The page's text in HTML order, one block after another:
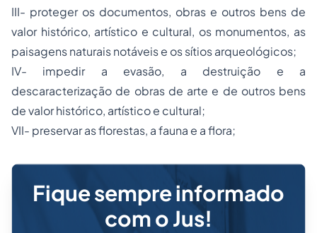
III- proteger os documentos, obras e outros bens de
valor histórico, artístico e cultural, os monumentos, as
paisagens naturais notáveis e os sítios arqueológicos;
IV- impedir a evasão, a destruição e a
descaracterização de obras de arte e de outros bens
de valor histórico, artístico e cultural;
VII- preservar as florestas, a fauna e a flora;
Fique sempre informado
com o Jus!